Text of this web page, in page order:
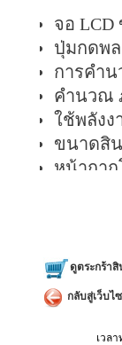
จอ
ปุ่มกดพ
การคำ
คำนวณ
ใช้พลังง
ขนาดสิน
หน้ากา
ดูตระกร้า
กลับสู่เว็บไ
เวลา